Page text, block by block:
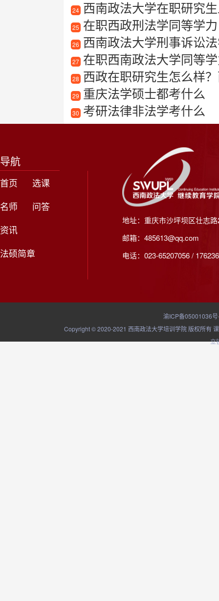
24 西南政法大学在职研究
25 在职西政刑法学同等学力
26 西南政法大学刑事诉讼
27 在职西南政法大学同等
28 西政在职研究生怎么样
29 重庆法学硕士都考什么
30 考研法律非法学考什么
导航
首页
选课
名师
问答
资讯
法硕简章
地址：重庆市沙坪坝区壮志
邮箱：485613@qq.com
电话：023-65207056 /
渝ICP备05001036
Copyright © 2020-2021 西南政法大学培训学院 版权所有
立